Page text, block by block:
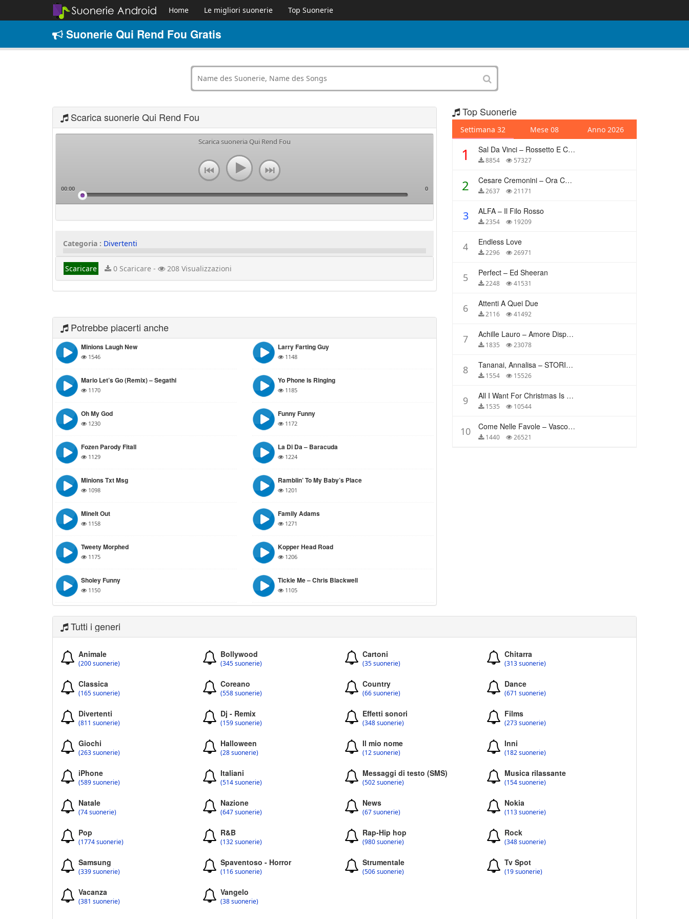
Home Le migliori suonerie Top Suonerie
Suonerie Qui Rend Fou Gratis
Scarica suonerie Qui Rend Fou
Scarica suoneria Qui Rend Fou
00:00 0
Categoria : Divertenti
Scaricare 0 Scaricare - 208 Visualizzazioni
Potrebbe piacerti anche
Minions Laugh New
1546
Larry Farting Guy
1148
Mario Let’s Go (Remix) – Segathi
1170
Yo Phone Is Ringing
1185
Oh My God
1230
Funny Funny
1172
Fozen Parody Fitall
1129
La Di Da – Baracuda
1224
Minions Txt Msg
1098
Ramblin’ To My Baby’s Place
1201
MineIt Out
1158
Family Adams
1271
Tweety Morphed
1175
Kopper Head Road
1206
Sholey Funny
1150
Tickle Me – Chris Blackwell
1105
Top Suonerie
Settimana 32 Mese 08 Anno 2026
1 Sal Da Vinci – Rossetto E Caffè
8854 57327
2 Cesare Cremonini – Ora Che Non Ho Più Te
2637 21171
3 ALFA – Il Filo Rosso
2354 19209
4 Endless Love
2296 26971
5 Perfect – Ed Sheeran
2248 41531
6 Attenti A Quei Due
2116 41492
7 Achille Lauro – Amore Disperato
1835 23078
8 Tananai, Annalisa – STORIE BREVI
1554 15526
9 All I Want For Christmas Is You – Mariah Carey
1535 10544
10 Come Nelle Favole – Vasco Rossi
1440 26521
Tutti i generi
Animale
(200 suonerie)
Bollywood
(345 suonerie)
Cartoni
(35 suonerie)
Chitarra
(313 suonerie)
Classica
(165 suonerie)
Coreano
(558 suonerie)
Country
(66 suonerie)
Dance
(671 suonerie)
Divertenti
(811 suonerie)
Dj - Remix
(159 suonerie)
Effetti sonori
(348 suonerie)
Films
(273 suonerie)
Giochi
(263 suonerie)
Halloween
(28 suonerie)
Il mio nome
(12 suonerie)
Inni
(182 suonerie)
iPhone
(589 suonerie)
Italiani
(514 suonerie)
Messaggi di testo (SMS)
(502 suonerie)
Musica rilassante
(154 suonerie)
Natale
(74 suonerie)
Nazione
(647 suonerie)
News
(67 suonerie)
Nokia
(113 suonerie)
Pop
(1774 suonerie)
R&B
(132 suonerie)
Rap-Hip hop
(980 suonerie)
Rock
(348 suonerie)
Samsung
(339 suonerie)
Spaventoso - Horror
(116 suonerie)
Strumentale
(506 suonerie)
Tv Spot
(19 suonerie)
Vacanza
(381 suonerie)
Vangelo
(38 suonerie)